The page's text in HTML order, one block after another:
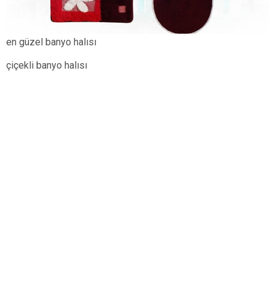
en güzel banyo halısı
çiçekli banyo halısı